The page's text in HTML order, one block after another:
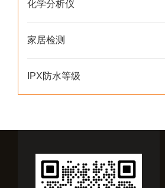
化学分析仪
家居检测
IPX防水等级